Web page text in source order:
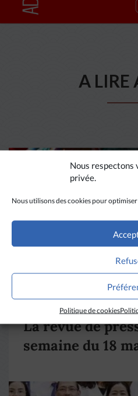
Nous respectons
privée.
Nous utilisons des cookies pour
Politique de cookies
A LIRE
La revue de
semaine du 18